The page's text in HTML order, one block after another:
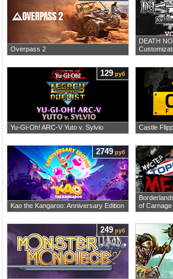
Overpass 2
DEATH
Yu-Gi-Oh! ARC-V Yuto v. Sylvio
129 руб
Castle
Kao the Kangaroo: Anniversary Edition
2749 руб
of
249руб